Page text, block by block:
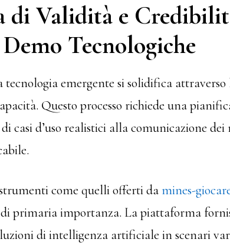
di Validità e
Tecnologiche
emergente si solidifica
Questo processo richiede una
casi d’uso realistici alla comunicazione
come quelli offerti damines-
primaria importanza. La piattaforma
di intelligenza artificiale in scenari